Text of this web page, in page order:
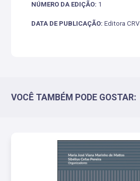
NÚMERO DA EDIÇÃO: 1
DATA DE PUBLICAÇÃO: Editora CRV
VOCÊ TAMBÉM PODE GOSTAR: